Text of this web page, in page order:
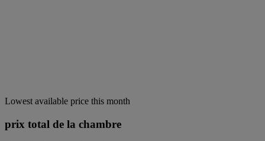
Lowest available price this month
prix total de la chambre